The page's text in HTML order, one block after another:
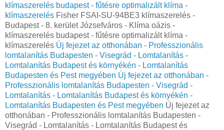
klímaszerelés budapest - fűtésre optimalizált klíma -
klímaszerelés Fisher FSAI-SU-94BE3 klímaszerelés -
Budapest - 8. kerület Józsefváros - Klíma oázis -
klímaszerelés budapest - fűtésre optimalizált klíma -
klímaszerelés Új fejezet az otthonában - Professzionális
lomtalanítás Budapesten - Visegrád - Lomtalanítás -
Lomtalanítás Budapest és környékén - Lomtalanítás
Budapesten és Pest megyében Új fejezet az otthonában -
Professzionális lomtalanítás Budapesten - Visegrád -
Lomtalanítás - Lomtalanítás Budapest és környékén -
Lomtalanítás Budapesten és Pest megyében Új fejezet az
otthonában - Professzionális lomtalanítás Budapesten -
Visegrád - Lomtalanítás - Lomtalanítás Budapest és